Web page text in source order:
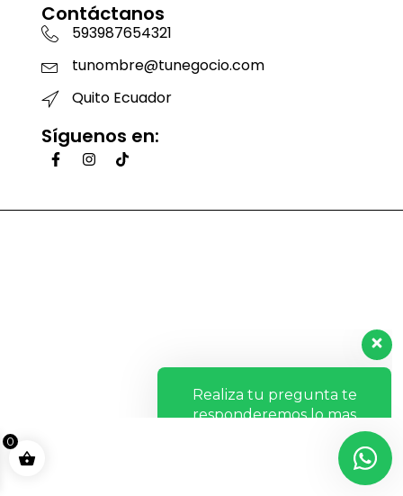
Contáctanos
593987654321
tunombre@tunegocio.com
Quito Ecuador
Síguenos en:
0
responderemos lo mas
pronto posible.
Hola, ¿Cómo te ayudo?